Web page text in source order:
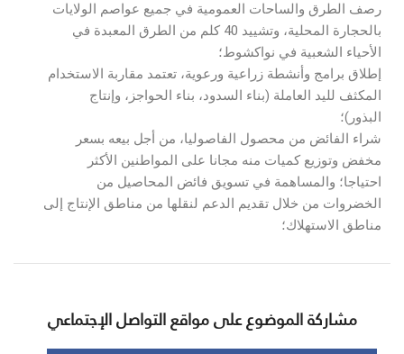
رصف الطرق والساحات العمومية في جميع عواصم الولايات
بالحجارة المحلية، وتشييد 40 كلم من الطرق المعبدة في
الأحياء الشعبية في نواكشوط؛
إطلاق برامج وأنشطة زراعية ورعوية، تعتمد مقاربة الاستخدام
المكثف لليد العاملة (بناء السدود، بناء الحواجز، وإنتاج
البذور)؛
شراء الفائض من محصول الفاصوليا، من أجل بيعه بسعر
مخفض وتوزيع كميات منه مجانا على المواطنين الأكثر
احتياجا؛ والمساهمة في تسويق فائض المحاصيل من
الخضروات من خلال تقديم الدعم لنقلها من مناطق الإنتاج إلى
مناطق الاستهلاك؛
مشاركة الموضوع على مواقع التواصل الإجتماعي